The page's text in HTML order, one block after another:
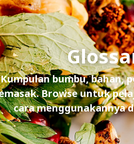
Kumpulan bumbu, bahan,
Browse untuk
cara menggunakannya